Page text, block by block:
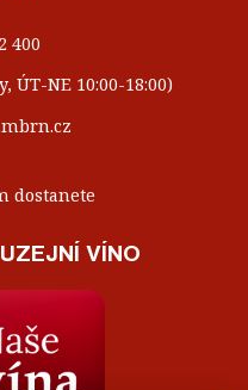
400
ÚT-NE 10:00-18:00)
dostanete
VÍNO